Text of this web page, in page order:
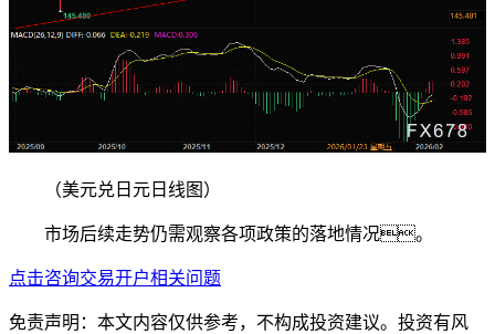
（美元兑日元日线图）
市场后续走势仍需观察各项政策的落地情况。
点击咨询交易开户相关问题
免责声明：本文内容仅供参考，不构成投资建议。投资有风